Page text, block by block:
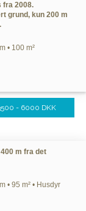
fra 2008.
grund, kun 200 m
• 100 m²
- 6000 DKK
m fra det
• 95 m² • Husdyr